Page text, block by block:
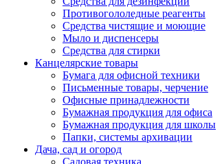
Противогололедные реагенты
Средства чистящие и моющие
Мыло и диспенсеры
Средства для стирки
Канцелярские товары
Бумага для офисной техники
Письменные товары, черчение
Офисные принадлежности
Бумажная продукция для офиса
Бумажная продукция для школы
Папки, системы архивации
Дача, сад и огород
Садовая техника